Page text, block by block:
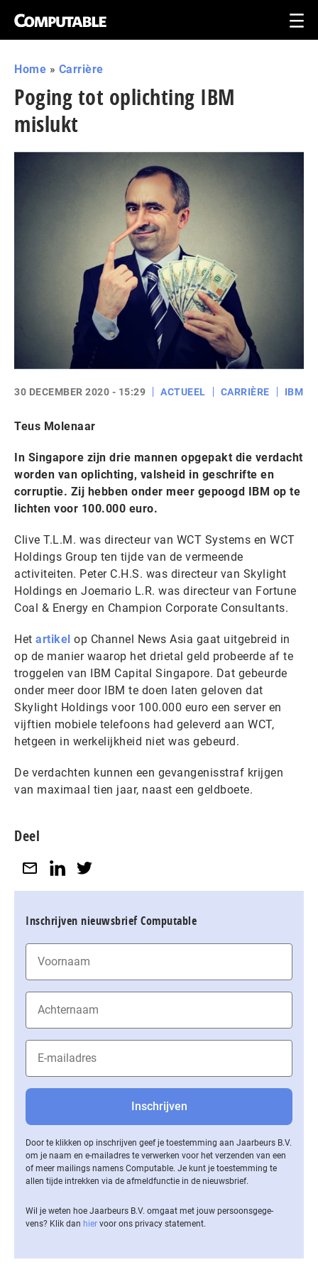
Home » Carrière
Poging tot oplichting IBM
mislukt
30 DECEMBER 2020 - 15:29 ACTUEEL CARRIÈRE IBM
Teus Molenaar
In Singapore zijn drie mannen opgepakt die verdacht
worden van oplichting, valsheid in geschrifte en
corruptie. Zij hebben onder meer gepoogd IBM op te
lichten voor 100.000 euro.
Clive T.L.M. was directeur van WCT Systems en WCT
Holdings Group ten tijde van de vermeende
activiteiten. Peter C.H.S. was directeur van Skylight
Holdings en Joemario L.R. was directeur van Fortune
Coal & Energy en Champion Corporate Consultants.
Het artikel op Channel News Asia gaat uitgebreid in
op de manier waarop het drietal geld probeerde af te
troggelen van IBM Capital Singapore. Dat gebeurde
onder meer door IBM te doen laten geloven dat
Skylight Holdings voor 100.000 euro een server en
vijftien mobiele telefoons had geleverd aan WCT,
hetgeen in werkelijkheid niet was gebeurd.
De verdachten kunnen een gevangenisstraf krijgen
van maximaal tien jaar, naast een geldboete.
Deel
Inschrijven nieuwsbrief Computable
Door te klikken op inschrijven geef je toestemming aan Jaarbeurs B.V.
om je naam en e-mailadres te verwerken voor het verzenden van een
of meer mailings namens Computable. Je kunt je toestemming te
allen tijde intrekken via de af­meld­func­tie in de nieuwsbrief.
Wil je weten hoe Jaarbeurs B.V. omgaat met jouw per­soons­ge­ge­
vens? Klik dan hier voor ons privacy statement.